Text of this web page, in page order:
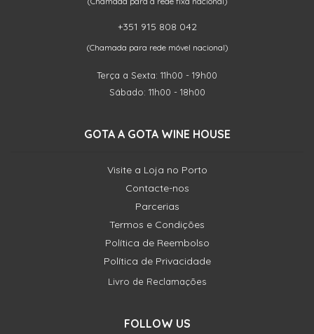
+351 915 808 042
(Chamada para rede móvel nacional)
Terça a Sexta: 11h00 - 19h00
Sábado: 11h00 - 18h00
GOTA A GOTA WINE HOUSE
Visite a Loja no Porto
Contacte-nos
Parcerias
Termos e Condições
Política de Reembolso
Política de Privacidade
Livro de Reclamações
FOLLOW US